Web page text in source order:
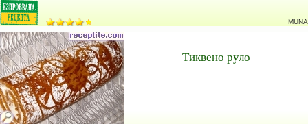
MUNA
Тиквено руло